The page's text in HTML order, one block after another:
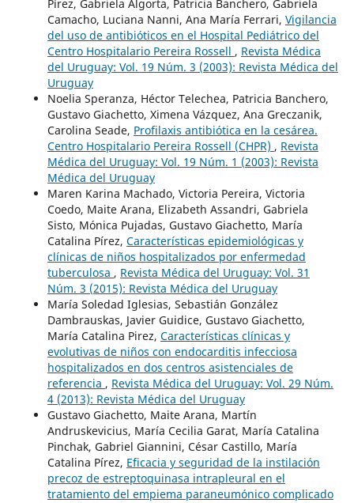
Pírez, Gabriela Algorta, Patricia Banchero, Gabriela
Camacho, Luciana Nanni, Ana María Ferrari, Vigilancia
del uso de antibióticos en el Hospital Pediátrico del
Centro Hospitalario Pereira Rossell , Revista Médica
del Uruguay: Vol. 19 Núm. 3 (2003): Revista Médica del
Uruguay
Noelia Speranza, Héctor Telechea, Patricia Banchero,
Gustavo Giachetto, Ximena Vázquez, Ana Greczanik,
Carolina Seade, Profilaxis antibiótica en la cesárea.
Centro Hospitalario Pereira Rossell (CHPR) , Revista
Médica del Uruguay: Vol. 19 Núm. 1 (2003): Revista
Médica del Uruguay
Maren Karina Machado, Victoria Pereira, Victoria
Coedo, Maite Arana, Elizabeth Assandri, Gabriela
Sisto, Mónica Pujadas, Gustavo Giachetto, María
Catalina Pírez, Características epidemiológicas y
clínicas de niños hospitalizados por enfermedad
tuberculosa , Revista Médica del Uruguay: Vol. 31
Núm. 3 (2015): Revista Médica del Uruguay
María Soledad Iglesias, Sebastián González
Dambrauskas, Javier Guidice, Gustavo Giachetto,
María Catalina Pirez, Características clínicas y
evolutivas de niños con endocarditis infecciosa
hospitalizados en dos centros asistenciales de
referencia , Revista Médica del Uruguay: Vol. 29 Núm.
4 (2013): Revista Médica del Uruguay
Gustavo Giachetto, Maite Arana, Martín
Andruskevicius, María Cecilia Garat, María Catalina
Pinchak, Gabriel Giannini, César Castillo, María
Catalina Pírez, Eficacia y seguridad de la instilación
precoz de estreptoquinasa intrapleural en el
tratamiento del empiema paraneumónico complicado